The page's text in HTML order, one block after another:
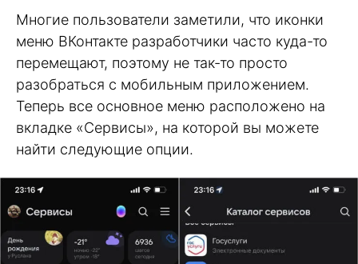
Многие пользователи заметили, что иконки
меню ВКонтакте разработчики часто куда-то
перемещают, поэтому не так-то просто
разобраться с мобильным приложением.
Теперь все основное меню расположено на
вкладке «Сервисы», на которой вы можете
найти следующие опции.